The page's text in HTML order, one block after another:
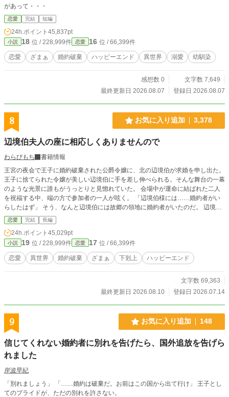
があって・・・
恋愛 完結 短編
24h.ポイント 45,837pt
小説 18 位 / 228,999件 恋愛 16 位 / 66,399件
恋愛 ざまぁ 婚約破棄 ハッピーエンド 異世界 溺愛 幼馴染
感想数 0
文字数 7,649
最終更新日 2026.08.07
登録日 2026.08.07
8 お気に入り追加 3,378
辺境伯夫人の座に相応しくありませんので
わらびもち
書籍情報
王宮の夜会で王子に婚約破棄された公爵令嬢に、北の辺境伯が求婚を申し出た。
王子に捨てられた令嬢が美しい辺境伯に手を差し伸べられる。そんな舞台の一幕
のような光景に誰もがうっとりと見惚れていた。 会場中が運命に結ばれた二人
を祝福する中、端の方で参加者の一人が呟く。 「辺境伯様には……婚約者がい
らしたはず」 そう、なんと辺境伯には故郷の領地に婚約者がいたのだ。 辺境の
地で帰りを待つ婚約者、クリスタ。彼女の運命は誰も予想しない方向へと転がり
始める──。
恋愛 完結 長編
24h.ポイント 45,029pt
小説 19 位 / 228,999件 恋愛 17 位 / 66,399件
恋愛 異世界 婚約破棄 ざまぁ 下剋上 ハッピーエンド
文字数 69,363
最終更新日 2026.08.10
登録日 2026.07.14
9 お気に入り追加 148
信じてくれない婚約者に別れを告げたら、国外追放を告げら
れました
岸波早紀
「別れましょう」 「……婚約は破棄だ。お前はこの国から出て行け」 王子とし
てのプライドが、ただの別れを許さない。